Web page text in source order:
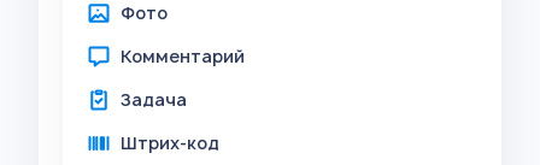
Фото
Комментарий
Задача
Штрих-код